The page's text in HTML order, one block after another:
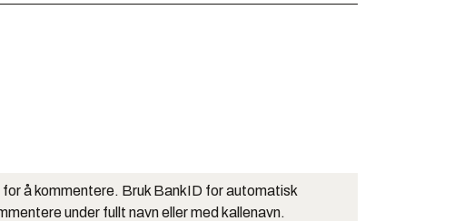
å kommentere. Bruk BankID for automatisk
under fullt navn eller med kallenavn.